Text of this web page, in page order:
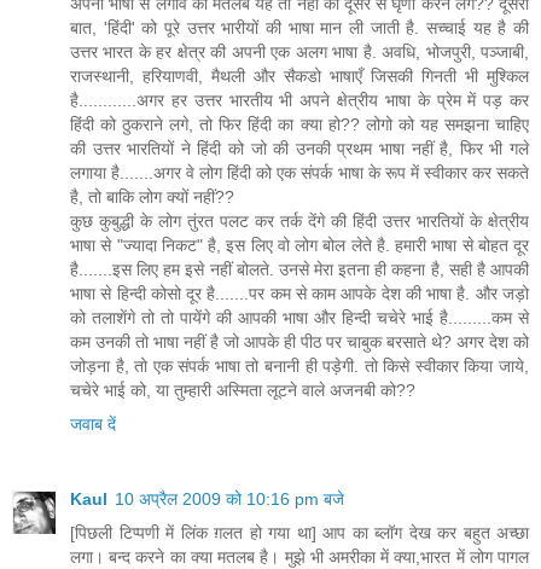
बात, 'हिंदी' को पूरे उत्तर भारीयों की भाषा मान ली जाती है. सच्चाई यह है की
उत्तर भारत के हर क्षेत्र की अपनी एक अलग भाषा है. अवधि, भोजपुरी, पञ्जाबी,
राजस्थानी, हरियाणवी, मैथली और सैकडो भाषाएँ जिसकी गिनती भी मुश्किल
है............अगर हर उत्तर भारतीय भी अपने क्षेत्रीय भाषा के प्रेम में पड़ कर
हिंदी को ठुकराने लगे, तो फिर हिंदी का क्या हो?? लोगो को यह समझना चाहिए
की उत्तर भारतियों ने हिंदी को जो की उनकी प्रथम भाषा नहीं है, फिर भी गले
लगाया है.......अगर वे लोग हिंदी को एक संपर्क भाषा के रूप में स्वीकार कर सकते
है, तो बाकि लोग क्यों नहीं??
कुछ कुबुद्धी के लोग तुंरत पलट कर तर्क देंगे की हिंदी उत्तर भारतियों के क्षेत्रीय
भाषा से "ज्यादा निकट" है, इस लिए वो लोग बोल लेते है. हमारी भाषा से बोहत दूर
है.......इस लिए हम इसे नहीं बोलते. उनसे मेरा इतना ही कहना है, सही है आपकी
भाषा से हिन्दी कोसो दूर है.......पर कम से काम आपके देश की भाषा है. और जड़ो
को तलाशेंगे तो तो पायेंगे की आपकी भाषा और हिन्दी चचेरे भाई है.........कम से
कम उनकी तो भाषा नहीं है जो आपके ही पीठ पर चाबुक बरसाते थे? अगर देश को
जोड़ना है, तो एक संपर्क भाषा तो बनानी ही पड़ेगी. तो किसे स्वीकार किया जाये,
चचेरे भाई को, या तुम्हारी अस्मिता लूटने वाले अजनबी को??
जवाब दें
Kaul 10 अप्रैल 2009 को 10:16 pm बजे
[पिछली टिप्पणी में लिंक ग़लत हो गया था] आप का ब्लॉग देख कर बहुत अच्छा
लगा। बन्द करने का क्या मतलब है। मुझे भी अमरीका में क्या,भारत में लोग पागल